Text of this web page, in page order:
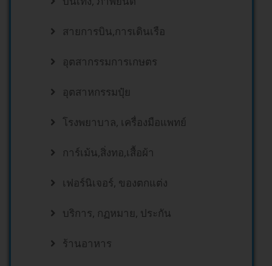
สายการบิน,การเดินเรือ
อุตสากรรมการเกษตร
อุตสาหกรรมปุ๋ย
โรงพยาบาล, เครื่องมือแพทย์
การ์เม้น,สิ่งทอ,เสื้อผ้า
เฟอร์นิเจอร์, ของตกแต่ง
บริการ, กฏหมาย, ประกัน
ร้านอาหาร